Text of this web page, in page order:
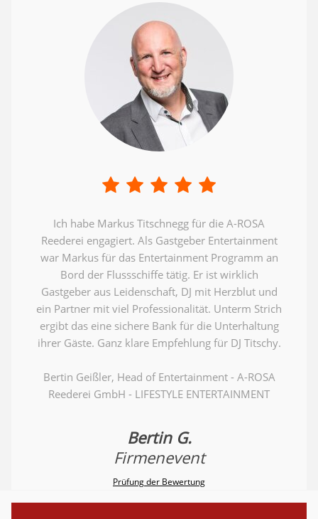
Ich habe Markus Titschnegg für die A-ROSA
Reederei engagiert. Als Gastgeber Entertainment
war Markus für das Entertainment Programm an
Bord der Flussschiffe tätig. Er ist wirklich
Gastgeber aus Leidenschaft, DJ mit Herzblut und
ein Partner mit viel Professionalität. Unterm Strich
ergibt das eine sichere Bank für die Unterhaltung
ihrer Gäste. Ganz klare Empfehlung für DJ Titschy.
Bertin Geißler, Head of Entertainment - A-ROSA
Reederei GmbH - LIFESTYLE ENTERTAINMENT
Bertin G.
Firmenevent
Prüfung der Bewertung